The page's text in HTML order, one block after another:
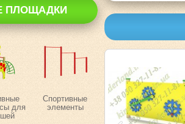
ПЛОЩАДКИ
для
Спортивные
элементы